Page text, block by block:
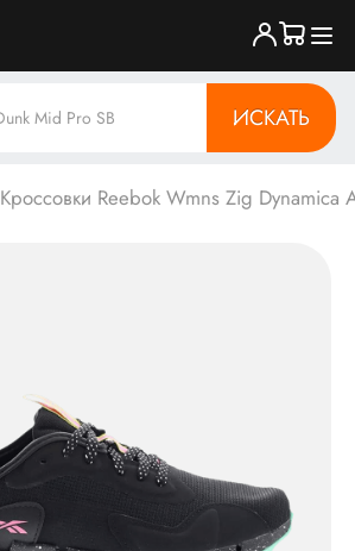
ИСКАТЬ
Кроссовки Reebok Wmns Zig Dynamica